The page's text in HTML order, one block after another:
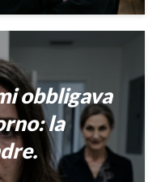
obbligava
la